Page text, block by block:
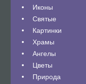
Иконы
Святые
Картинки
Храмы
Ангелы
Цветы
Природа